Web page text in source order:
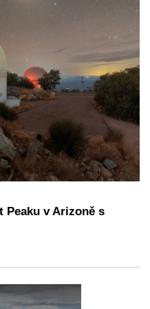
Peaku v Arizoně s